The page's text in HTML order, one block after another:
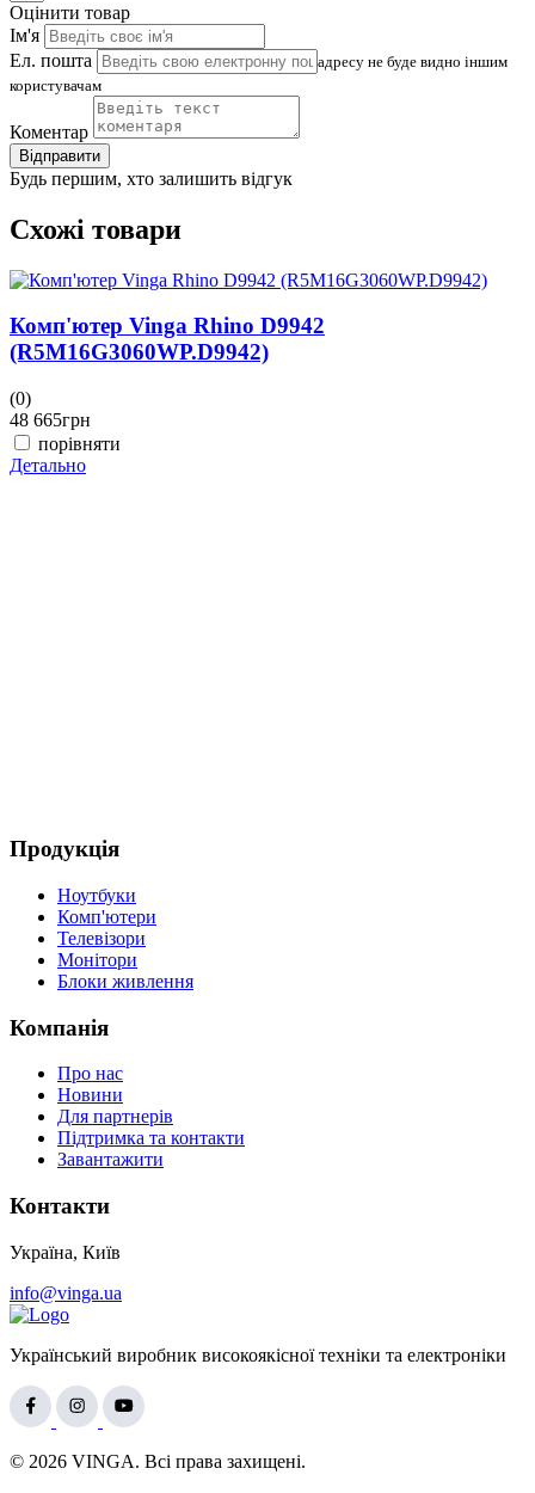
Оцінити товар
Ім'я
Ел. пошта
адресу не буде видно іншим
користувачам
Коментар
Відправити
Будь першим, хто залишить відгук
Схожі товари
Комп'ютер Vinga Rhino D9942
(R5M16G3060WP.D9942)
(0)
48 665грн
порівняти
Детально
Продукція
Ноутбуки
Комп'ютери
Телевізори
Монітори
Блоки живлення
Компанія
Про нас
Новини
Для партнерів
Підтримка та контакти
Завантажити
Контакти
Україна, Київ
info@vinga.ua
Український виробник високоякісної техніки та електроніки
© 2026 VINGA. Всі права захищені.